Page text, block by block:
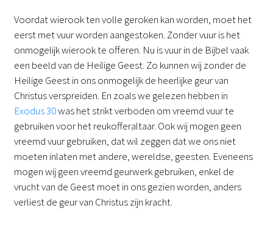
Voordat wierook ten volle geroken kan worden, moet het
eerst met vuur worden aangestoken. Zonder vuur is het
onmogelijk wierook te offeren. Nu is vuur in de Bijbel vaak
een beeld van de Heilige Geest. Zo kunnen wij zonder de
Heilige Geest in ons onmogelijk de heerlijke geur van
Christus verspreiden. En zoals we gelezen hebben in
Exodus 30was het strikt verboden om vreemd vuur te
gebruiken voor het reukofferaltaar. Ook wij mogen geen
vreemd vuur gebruiken, dat wil zeggen dat we ons niet
moeten inlaten met andere, wereldse, geesten. Eveneens
mogen wij geen vreemd geurwerk gebruiken, enkel de
vrucht van de Geest moet in ons gezien worden, anders
verliest de geur van Christus zijn kracht.